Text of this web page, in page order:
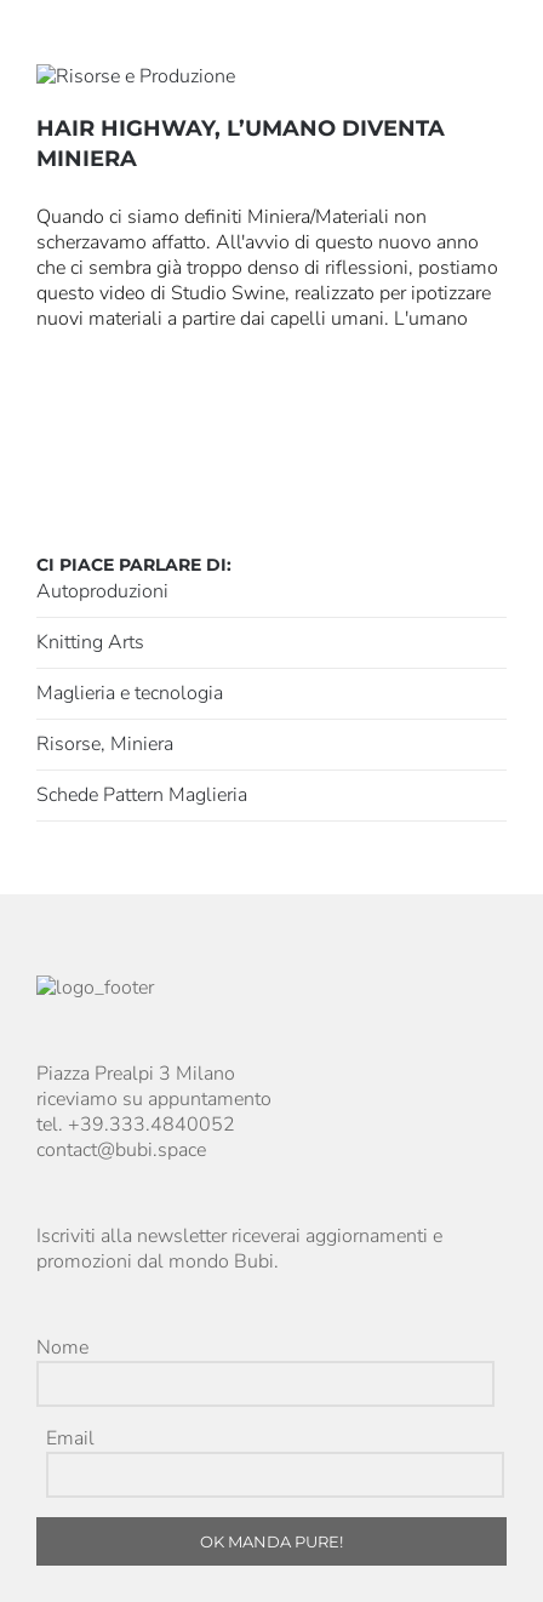
HAIR HIGHWAY, L’UMANO DIVENTA
MINIERA
Quando ci siamo definiti Miniera/Materiali non
scherzavamo affatto. All'avvio di questo nuovo anno
che ci sembra già troppo denso di riflessioni, postiamo
questo video di Studio Swine, realizzato per ipotizzare
nuovi materiali a partire dai capelli umani. L'umano
CI PIACE PARLARE DI:
Autoproduzioni
Knitting Arts
Maglieria e tecnologia
Risorse, Miniera
Schede Pattern Maglieria
Piazza Prealpi 3 Milano
riceviamo su appuntamento
tel. +39.333.4840052
contact@bubi.space
Iscriviti alla newsletter riceverai aggiornamenti e
promozioni dal mondo Bubi.
Nome
Email
OK MANDA PURE!